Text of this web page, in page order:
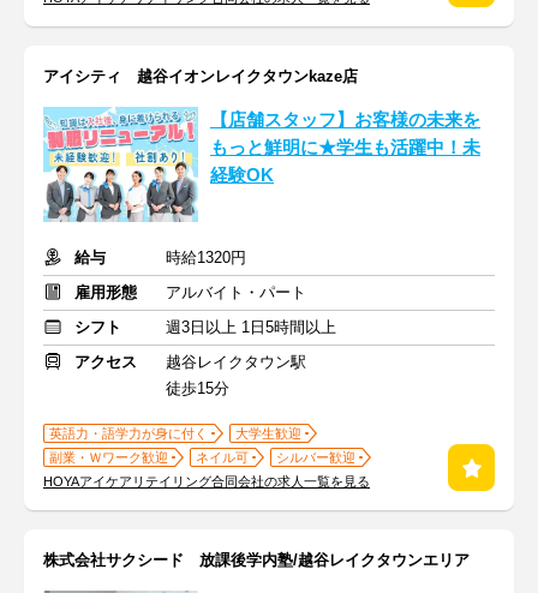
アイシティ 越谷イオンレイクタウンkaze店
【店舗スタッフ】お客様の未来を
もっと鮮明に★学生も活躍中！未
経験OK
給与
時給1320円
雇用形態
アルバイト・パート
シフト
週3日以上 1日5時間以上
アクセス
越谷レイクタウン駅
徒歩15分
英語力・語学力が身に付く
大学生歓迎
副業・Ｗワーク歓迎
ネイル可
シルバー歓迎
HOYAアイケアリテイリング合同会社の求人一覧を見る
株式会社サクシード 放課後学内塾/越谷レイクタウンエリア